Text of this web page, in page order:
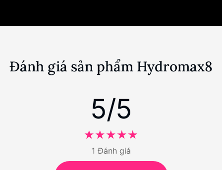
Đánh giá sản phẩm Hydromax8
5/5
1 Đánh giá